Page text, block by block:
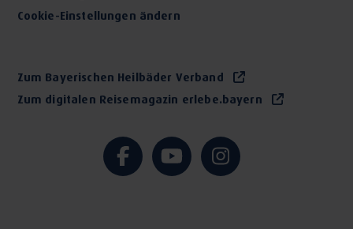
Depressionen
Cookie-Einstellungen ändern
Zum Bayerischen Heilbäder Verband
Zum digitalen Reisemagazin erlebe.bayern